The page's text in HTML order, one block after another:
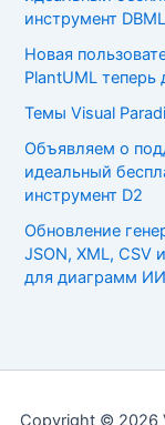
инструмент DBML
Новая
PlantUML теперь
Темы Visual
Объявляем о
идеальный
инструмент D2
Обновление
JSON, XML, CSV
для диаграмм ИИ
Copyright © 2026